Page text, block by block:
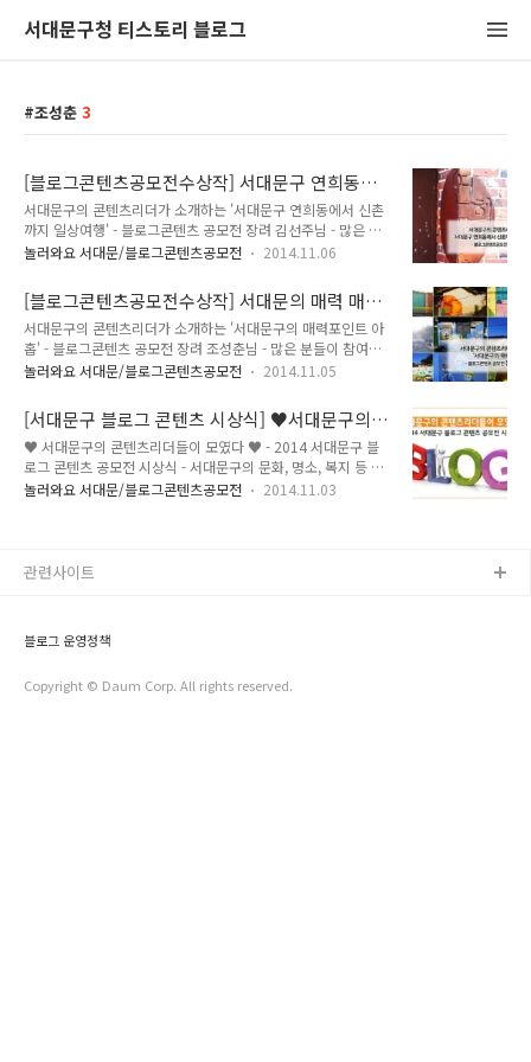
서대문구청 티스토리 블로그
조성춘 3
[블로그콘텐츠공모전수상작] 서대문구 연희동에
서 신촌까지 '일상여행'
서대문구의 콘텐츠리더가 소개하는 '서대문구 연희동에서 신촌
까지 일상여행' - 블로그콘텐츠 공모전 장려 김선주님 - 많은 분
들이 참여하여주시고 사랑해주신 2014 서대문구 블로그 콘텐츠
는 시간!♥ 오늘은 장려 작품(김선주님)의 '서대문구 연희동에서
신촌까지 '일상여행''을 소개하겠습니다!^^ 김선주님의 콘텐츠
는 연희동에서 신촌까지 도보여행을 하며 바라보는 서대문구 구
석구석의 일상이야기입니다. 연희동에서 시작된 여행은 신촌 연
세로까지 이어진답니다. 누구에게는 일상으로 다가오는 공간이
빠져들게 만드는 일상사진을 통해 작가님의 여행길에 나타난 가
게들의 정보와, 가게들의 모습이 담겨있답니다...
놀러와요 서대문/블로그콘텐츠공모전 2014.11.06
[블로그콘텐츠공모전수상작] 서대문의 매력 매력
포인트 아홉
서대문구의 콘텐츠리더가 소개하는 '서대문구의 매력포인트 아
홉' - 블로그콘텐츠 공모전 장려 조성춘님 - 많은 분들이 참여하
여주시고 사랑해주신 2014 서대문구 블로그 콘텐츠 공모전! 소
오늘은 장려 작품(조성춘님)의 '서대문의 매력포인트 아홉'을 소
개하겠습니다!^^ 조성춘님의 콘텐츠는 서대문구에 있는 9곳, 서
대문형무소역사관, 서대문 독립공원, 서대문안산 자락길, 서대문
봉원사, 서대문 자연사박물관, 인왕시장, 홍제동 개미마을, 홍제
천변 걷기코스, 불광천변 걷기코스에 대하여 한번쯤 가보고 싶게
놀러와요 서대문/블로그콘텐츠공모전 2014.11.05
[서대문구 블로그 콘텐츠 시상식] ♥서대문구의
콘텐츠 리더들이 모였다!!♥
♥ 서대문구의 콘텐츠리더들이 모였다 ♥ - 2014 서대문구 블
로그 콘텐츠 공모전 시상식 - 서대문구의 문화, 명소, 복지 등 구
정 전반을 소재로 온라인 통하여 서대문구의 재미난 소재와 이야
일에 열렸습니다. 수상자분들 모두모두 축하드립니다!!! - 일 시 :
어서 다양한 명소를 만나는 서대문구속으로" · 김승화 "서대문
놀러와요 서대문/블로그콘텐츠공모전 2014.11.03
블로그 운영정책
Copyright © Daum Corp. All rights reserved.
관련사이트